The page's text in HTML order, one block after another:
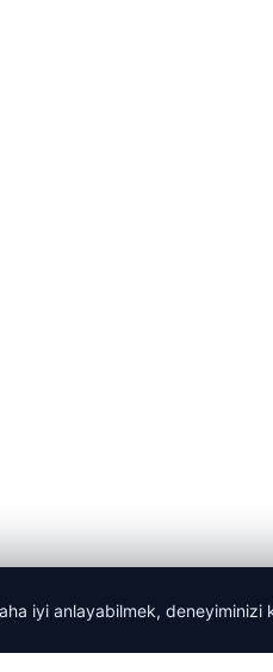
iyi anlayabilmek,